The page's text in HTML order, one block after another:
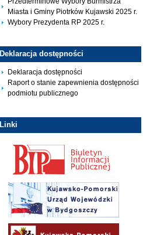
Miasta i Gminy Piotrków Kujawski 2025 r.
Wybory Prezydenta RP 2025 r.
Deklaracja dostępności
Deklaracja dostępności
Raport o stanie zapewnienia dostępności
podmiotu publicznego
Linki